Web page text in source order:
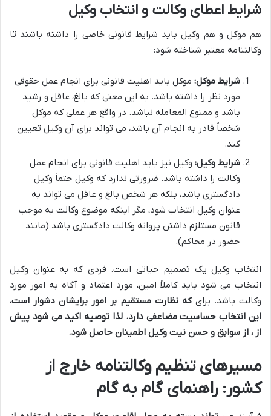
شرایط اعطای وکالت و انتخاب وکیل
هم موکل و هم وکیل باید شرایط قانونی خاصی را داشته باشند تا
وکالتنامه معتبر شناخته شود:
شرایط موکل: موکل باید اهلیت قانونی برای انجام عمل حقوقی
مورد نظر را داشته باشد. به این معنی که بالغ، عاقل و رشید
باشد و ممنوع المعامله نباشد. در واقع هر عملی که موکل
شخصاً قادر به انجام آن باشد، می تواند برای آن وکیل تعیین
کند.
شرایط وکیل: وکیل نیز باید اهلیت قانونی برای انجام عمل
وکالت را داشته باشد. ضرورتی ندارد که وکیل حتماً وکیل
دادگستری باشد، بلکه هر شخص بالغ و عاقل می تواند به
عنوان وکیل انتخاب شود، مگر اینکه موضوع وکالت به موجب
قانون مستلزم داشتن پروانه وکالت دادگستری باشد (مانند
حضور در محاکم).
انتخاب وکیل یک تصمیم حیاتی است. فردی که به عنوان وکیل
انتخاب می شود باید کاملاً امین، مورد اعتماد و آگاه به امور مورد
وکالت باشد. برایکه نظارت مستقیم بر امور برایشان دشوار است،
این انتخاب حساسیت مضاعفی دارد. لذا توصیه اکید می شود پیش
از ، از سوابق و حسن نیت وکیل اطمینان حاصل شود.
مسیرهای تنظیم وکالتنامه خارج از
کشور: راهنمای گام به گام